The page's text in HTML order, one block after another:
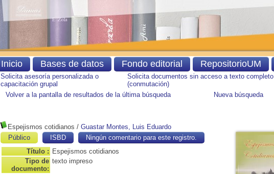
Solicita asesoría personalizada o
capacitación grupal
Solicita documentos sin acceso a texto completo
(conmutación)
Volver a la pantalla de resultados de la última búsqueda
Nueva búsqueda
Espejismos cotidianos / Guastar Montes, Luis Eduardo
Público
ISBD
Ningún comentario para este registro.
Título : Espejismos cotidianos
Tipo de
documento:
texto impreso
Inicio Bases de datos Fondo editorial RepositorioUM